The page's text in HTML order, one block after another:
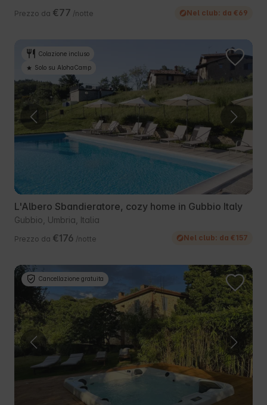
Prezzo da €77 /notte Nel club: da €69
Colazione incluso
Solo su AlohaCamp
L'Albero Sbandieratore, cozy home in Gubbio Italy
Gubbio, Umbria, Italia
Prezzo da €176 /notte Nel club: da €157
Cancellazione gratuita